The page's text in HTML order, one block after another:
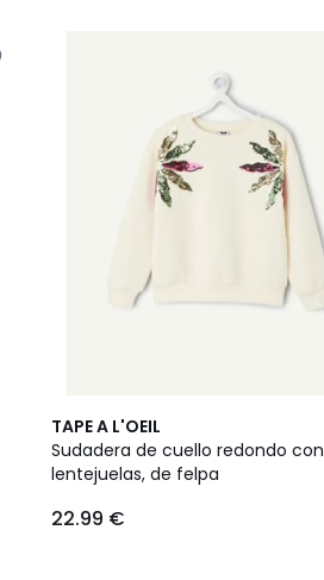
TAPE A L'OEIL
Sudadera de cuello redondo con
lentejuelas, de felpa
22.99 €